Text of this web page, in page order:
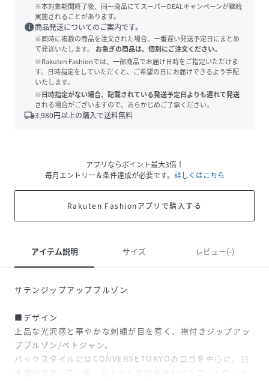
※本対象期間終了後、同一商品にてスーパーDEALキャンペーンが継続
実施されることがあります。
info商品発送についてのご案内です。
※同時に複数の商品を注文された場合、一番遅い発送予定日にまとめ
て発送いたします。
お急ぎの商品は、個別にご注文ください。
※Rakuten Fashionでは、一部商品でお届け日時をご指定いただけま
す。日時指定をしていただくと、ご希望の日にお届けできるよう手配
いたします。
※日時指定がない場合、記載されている発送予定日よりも遅れて発送
される場合がございますので、あらかじめご了承ください。
local_shipping3,980円以上の購入で送料無料
アプリならポイント最大3倍！
毎月エントリー＆条件達成が必要です。 詳しくはこちら
Rakuten Fashionアプリで購入する
アイテム説明 サイズ レビュー(-)
サテンジップアップブルゾン
■デザイン
上品な光沢感と華やかな刺繍が目を惹く、襟付きジップアッ
プブルゾン/ベトジャン。
バックスタイルにはCONVERSETOKYOのロゴを中心に、日
本地図モチーフ、龍、花々などを組み合わせたアートワーク